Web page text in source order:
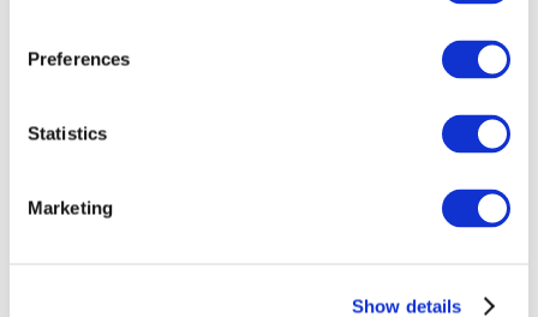
Preferences
Statistics
Marketing
Show details
Alle